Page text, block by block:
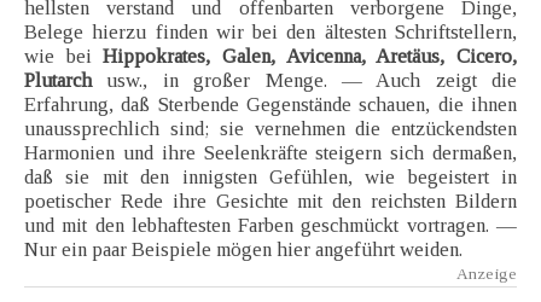
hellsten verstand und offenbarten verborgene Dinge,
Belege hierzu finden wir bei den ältesten Schriftstellern,
wie beiHippokrates, Galen, Avicenna, Aretäus, Cicero,
Plutarchusw., in großer Menge. — Auch zeigt die
Erfahrung, daß Sterbende Gegenstände schauen, die ihnen
unaussprechlich sind; sie vernehmen die entzückendsten
Harmonien und ihre Seelenkräfte steigern sich dermaßen,
daß sie mit den innigsten Gefühlen, wie begeistert in
poetischer Rede ihre Gesichte mit den reichsten Bildern
und mit den lebhaftesten Farben geschmückt vortragen. —
Nur ein paar Beispiele mögen hier angeführt weiden.